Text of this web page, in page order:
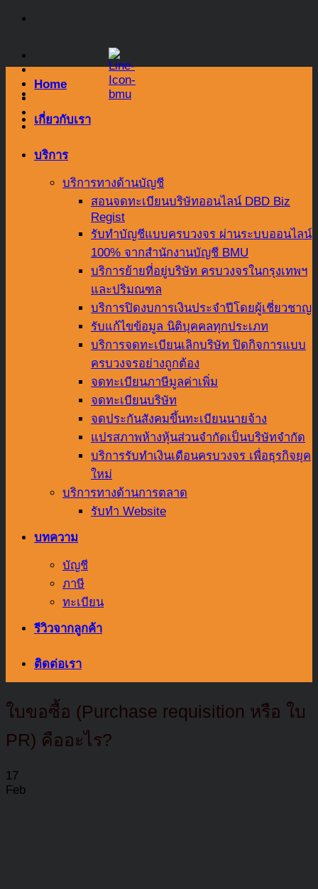
Skip
Home
เกี่ยวกับเรา
บริการ
บริการทางด้านบัญชี
สอนจดทะเบียนบริษัทออนไลน์ DBD Biz
Regist
รับทำบัญชีแบบครบวงจร ผ่านระบบออนไลน์
100% จากสำนักงานบัญชี BMU
บริการย้ายที่อยู่บริษัท ครบวงจรในกรุงเทพฯ
และปริมณฑล
บริการปิดงบการเงินประจำปีโดยผู้เชี่ยวชาญ
รับแก้ไขข้อมูล นิติบุคคลทุกประเภท
บริการจดทะเบียนเลิกบริษัท ปิดกิจการแบบ
ครบวงจรอย่างถูกต้อง
จดทะเบียนภาษีมูลค่าเพิ่ม
จดทะเบียนบริษัท
จดประกันสังคมขึ้นทะเบียนนายจ้าง
แปรสภาพห้างหุ้นส่วนจำกัดเป็นบริษัทจำกัด
บริการรับทำเงินเดือนครบวงจร เพื่อธุรกิจยุค
ใหม่
บริการทางด้านการตลาด
รับทำ Website
บทความ
บัญชี
ภาษี
ทะเบียน
รีวิวจากลูกค้า
ติดต่อเรา
ใบขอซื้อ (Purchase requisition หรือ ใบ
PR) คืออะไร?
17
Feb